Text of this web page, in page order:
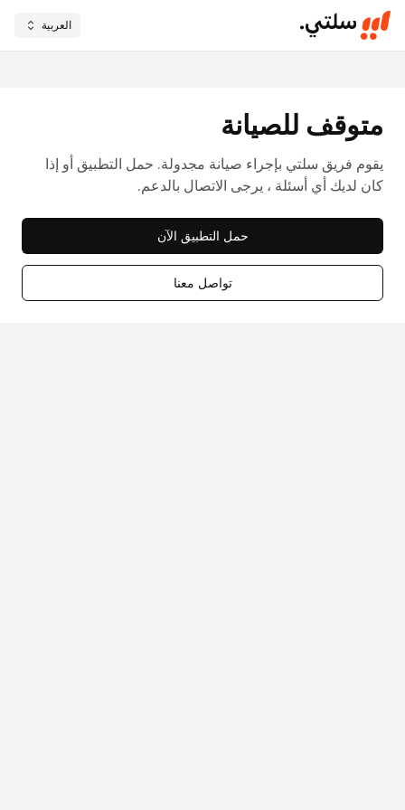
العربية
متوقف للصيانة
يقوم فريق سلتي بإجراء صيانة مجدولة. حمل التطبيق أو إذا
كان لديك أي أسئلة ، يرجى الاتصال بالدعم.
حمل التطبيق الآن
تواصل معنا